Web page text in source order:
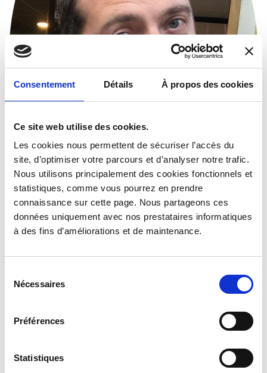
Consentement Détails À propos des cookies
Ce site web utilise des cookies.
Les cookies nous permettent de sécuriser l’accès du
site, d’optimiser votre parcours et d’analyser notre trafic.
Nous utilisons principalement des cookies fonctionnels et
statistiques, comme vous pourrez en prendre
connaissance sur cette page. Nous partageons ces
données uniquement avec nos prestataires informatiques
à des fins d’améliorations et de maintenance.
Nécessaires
Préférences
Statistiques
journaliste et conférencier spécialisé en cinéma
des deux tomes des livres-BD
Après des études de Lettres Modernes, il co-créé